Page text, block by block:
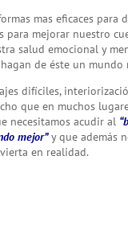
mas eficaces
mejorar nuestro
salud emocional y
de éste un mundo
difíciles,
que en muchos
necesitamos acudir al
mejor” y que además
en realidad.